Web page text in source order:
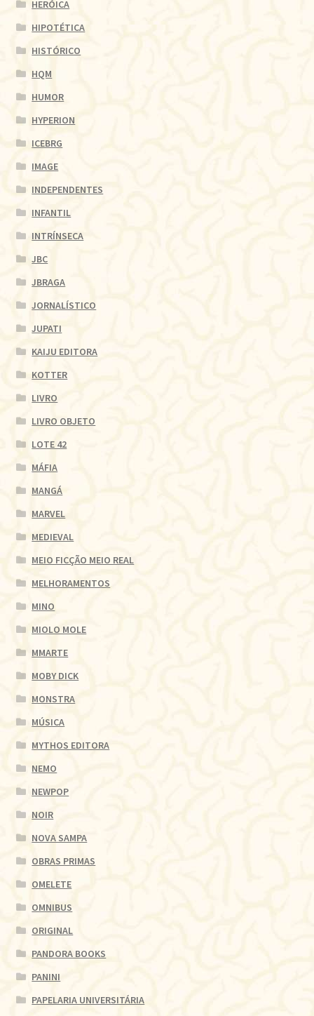
HERÓICA
HIPOTÉTICA
HISTÓRICO
HQM
HUMOR
HYPERION
ICEBRG
IMAGE
INDEPENDENTES
INFANTIL
INTRÍNSECA
JBC
JBRAGA
JORNALÍSTICO
JUPATI
KAIJU EDITORA
KOTTER
LIVRO
LIVRO OBJETO
LOTE 42
MÁFIA
MANGÁ
MARVEL
MEDIEVAL
MEIO FICÇÃO MEIO REAL
MELHORAMENTOS
MINO
MIOLO MOLE
MMARTE
MOBY DICK
MONSTRA
MÚSICA
MYTHOS EDITORA
NEMO
NEWPOP
NOIR
NOVA SAMPA
OBRAS PRIMAS
OMELETE
OMNIBUS
ORIGINAL
PANDORA BOOKS
PANINI
PAPELARIA UNIVERSITÁRIA